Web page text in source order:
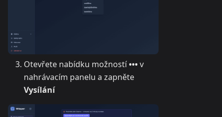
Otevřete nabídku možností•••v
nahrávacím panelu a zapněte
Vysílání